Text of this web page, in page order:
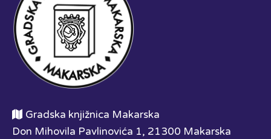
Gradska knjižnica Makarska
Don Mihovila Pavlinovića 1, 21300 Makarska